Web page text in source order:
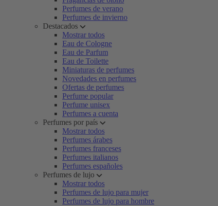
Perfumes de verano
Perfumes de invierno
Destacados
Mostrar todos
Eau de Cologne
Eau de Parfum
Eau de Toilette
Miniaturas de perfumes
Novedades en perfumes
Ofertas de perfumes
Perfume popular
Perfume unisex
Perfumes a cuenta
Perfumes por país
Mostrar todos
Perfumes árabes
Perfumes franceses
Perfumes italianos
Perfumes españoles
Perfumes de lujo
Mostrar todos
Perfumes de lujo para mujer
Perfumes de lujo para hombre